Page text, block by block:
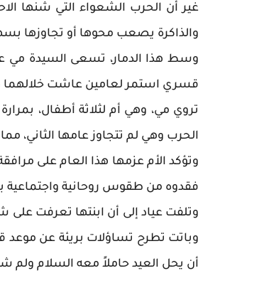
غير أن الحرب الشعواء التي شنها
والذاكرة يصعب محوها أو تجاوزها
وسط هذا الدمار، تسعى السيدة مي
قسري استمر لعامين عاشت خلالهما
تروي مي، وهي أم لثلاثة أطفال،
الحرب وهي لم تتجاوز عامها الثاني،
وتؤكد الأم عزمها هذا العام على
فقدوه من طقوس روحانية واجتماعية
وتلفت عياد إلى أن ابنتها تعرفت
وباتت تطرح تساؤلات بريئة عن موعد
أن يحل العيد حاملاً معه السلام ولم